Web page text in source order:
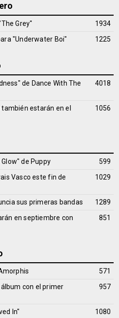
Grey"
1934
"Underwater Boi"
1225
de Dance With The
4018
también estarán en el
1056
de Puppy
599
Vasco este fin de
1029
sus primeras bandas
1289
en septiembre con
851
571
con el primer
957
In" 1080